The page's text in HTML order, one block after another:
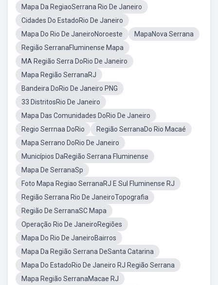
Mapa Da RegiaoSerrana Rio De Janeiro
Cidades Do EstadoRio De Janeiro
Mapa Do Rio De JaneiroNoroeste
MapaNova Serrana
Região SerranaFluminense Mapa
MA Região Serra DoRio De Janeiro
Mapa Região SerranaRJ
Bandeira DoRio De Janeiro PNG
33 DistritosRio De Janeiro
Mapa Das Comunidades DoRio De Janeiro
Regio Serrnaa DoRio
Região SerranaDo Rio Macaé
Mapa Serrano DoRio De Janeiro
Municípios DaRegião Serrana Fluminense
Mapa De SerranaSp
Foto Mapa Regiao SerranaRJ E Sul Fluminense RJ
Região Serrana Rio De JaneiroTopografia
Região De SerranaSC Mapa
Operação Rio De JaneiroRegiões
Mapa Do Rio De JaneiroBairros
Mapa Da Região Serrana DeSanta Catarina
Mapa Do EstadoRio De Janeiro RJ Região Serrana
Mapa Região SerranaMacae RJ